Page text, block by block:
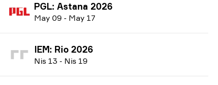
PGL: Astana 2026
May 09 - May 17
IEM: Rio 2026
Nis 13 - Nis 19